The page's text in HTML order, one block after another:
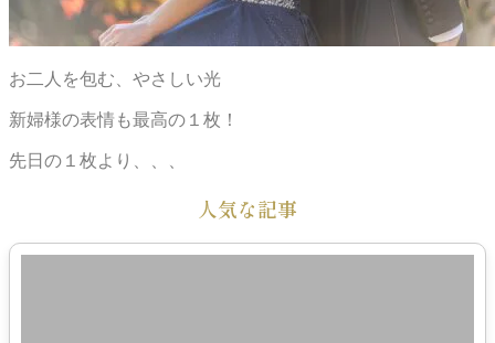
お二人を包む、やさしい光
新婦様の表情も最高の１枚！
先日の１枚より、、、
人気な記事